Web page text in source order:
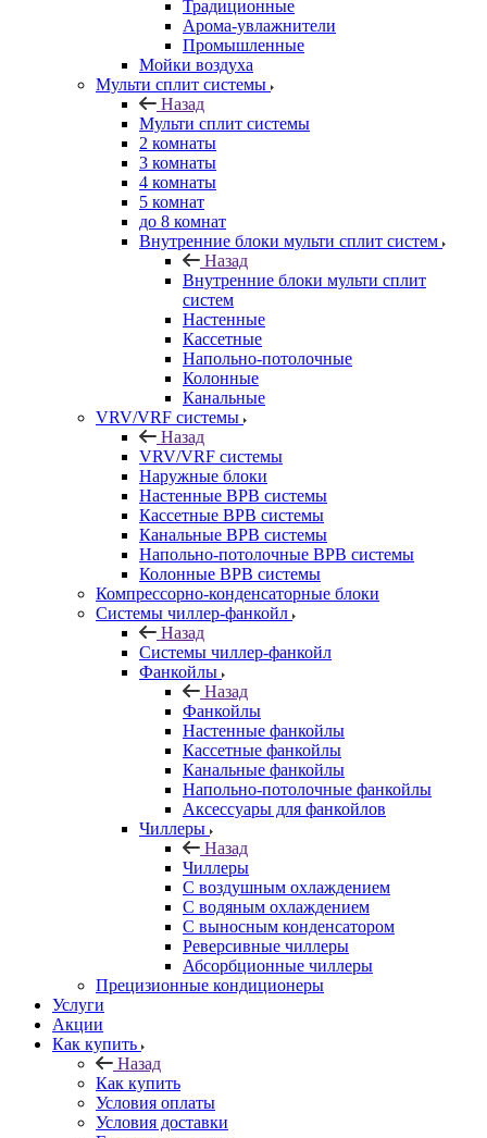
Традиционные
Арома-увлажнители
Промышленные
Мойки воздуха
Мульти сплит системы
Назад
Мульти сплит системы
2 комнаты
3 комнаты
4 комнаты
5 комнат
до 8 комнат
Внутренние блоки мульти сплит систем
Назад
Внутренние блоки мульти сплит
систем
Настенные
Кассетные
Напольно-потолочные
Колонные
Канальные
VRV/VRF системы
Назад
VRV/VRF системы
Наружные блоки
Настенные ВРВ системы
Кассетные ВРВ системы
Канальные ВРВ системы
Напольно-потолочные ВРВ системы
Колонные ВРВ системы
Компрессорно-конденсаторные блоки
Системы чиллер-фанкойл
Назад
Системы чиллер-фанкойл
Фанкойлы
Назад
Фанкойлы
Настенные фанкойлы
Кассетные фанкойлы
Канальные фанкойлы
Напольно-потолочные фанкойлы
Аксессуары для фанкойлов
Чиллеры
Назад
Чиллеры
С воздушным охлаждением
С водяным охлаждением
С выносным конденсатором
Реверсивные чиллеры
Абсорбционные чиллеры
Прецизионные кондиционеры
Услуги
Акции
Как купить
Назад
Как купить
Условия оплаты
Условия доставки